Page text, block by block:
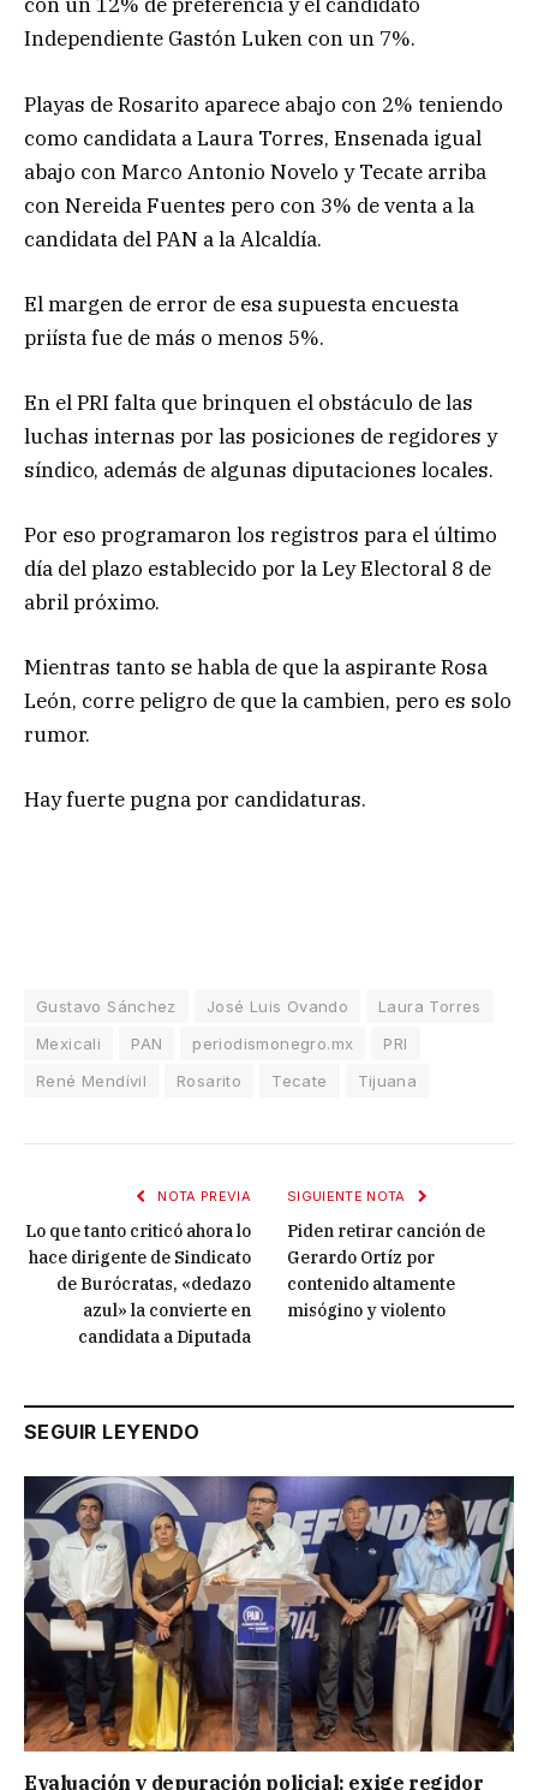
Independiente Gastón Luken con un 7%.
Playas de Rosarito aparece abajo con 2% teniendo
como candidata a Laura Torres, Ensenada igual
abajo con Marco Antonio Novelo y Tecate arriba
con Nereida Fuentes pero con 3% de venta a la
candidata del PAN a la Alcaldía.
El margen de error de esa supuesta encuesta
priísta fue de más o menos 5%.
En el PRI falta que brinquen el obstáculo de las
luchas internas por las posiciones de regidores y
síndico, además de algunas diputaciones locales.
Por eso programaron los registros para el último
día del plazo establecido por la Ley Electoral 8 de
abril próximo.
Mientras tanto se habla de que la aspirante Rosa
León, corre peligro de que la cambien, pero es solo
rumor.
Hay fuerte pugna por candidaturas.
Gustavo Sánchez José Luis Ovando
Laura Torres
Mexicali
PAN periodismonegro.mx
PRI
René Mendívil
Rosarito Tecate Tijuana
NOTA PREVIA
Lo que tanto criticó ahora lo
hace dirigente de Sindicato
de Burócratas, «dedazo
azul» la convierte en
candidata a Diputada
SIGUIENTE NOTA
Piden retirar canción de
Gerardo Ortíz por
contenido altamente
misógino y violento
SEGUIR LEYENDO
Evaluación y depuración policial: exige regidor